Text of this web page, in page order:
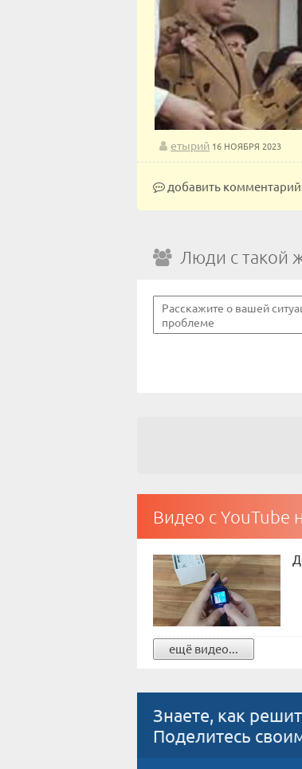
етырий 16 НОЯБРЯ 2023
добавить
Люди с такой
Видео с YouTube
ещё видео...
Знаете, как
Поделитесь